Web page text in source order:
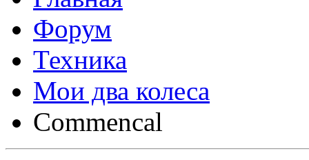
Форум
Техника
Мои два колеса
Commencal